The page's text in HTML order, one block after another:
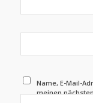
Name, E-Mail-
meinen